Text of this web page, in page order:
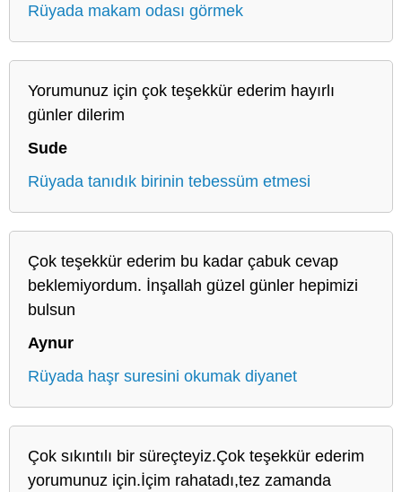
Rüyada makam odası görmek
Yorumunuz için çok teşekkür ederim hayırlı
günler dilerim
Sude
Rüyada tanıdık birinin tebessüm etmesi
Çok teşekkür ederim bu kadar çabuk cevap
beklemiyordum. İnşallah güzel günler hepimizi
bulsun
Aynur
Rüyada haşr suresini okumak diyanet
Çok sıkıntılı bir süreçteyiz.Çok teşekkür ederim
yorumunuz için.İçim rahatadı,tez zamanda